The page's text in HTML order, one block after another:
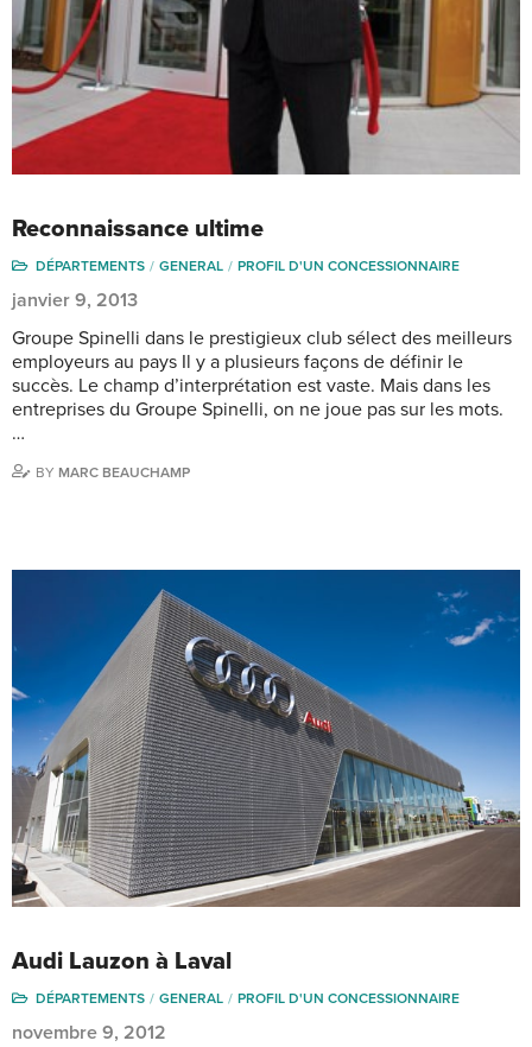
Reconnaissance ultime
DÉPARTEMENTS GENERAL PROFIL D'UN CONCESSIONNAIRE
janvier 9, 2013
Groupe Spinelli dans le prestigieux club sélect des meilleurs
employeurs au pays Il y a plusieurs façons de définir le
succès. Le champ d’interprétation est vaste. Mais dans les
entreprises du Groupe Spinelli, on ne joue pas sur les mots.
…
BY MARC BEAUCHAMP
Audi Lauzon à Laval
DÉPARTEMENTS GENERAL PROFIL D'UN CONCESSIONNAIRE
novembre 9, 2012